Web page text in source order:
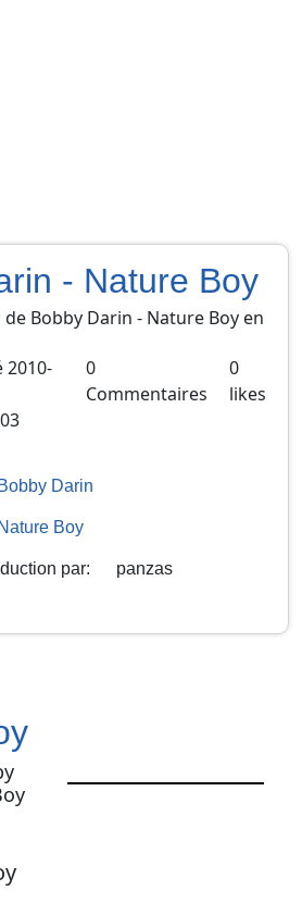
- Nature Boy
de Bobby Darin - Nature Boy en
2010-
0
Commentaires
0
likes
Bobby Darin
Nature Boy
par: panzas